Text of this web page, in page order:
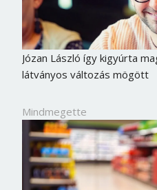
Józan László így kigyúrta
látványos változás mögött
Mindmegette